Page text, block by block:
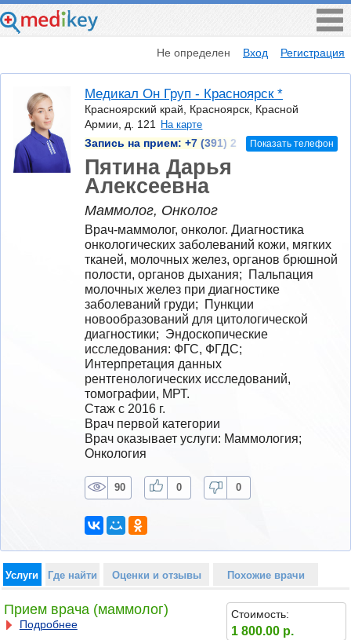
Не определен Вход Регистрация
Медикал Он Груп - Красноярск *
Красноярский край, Красноярск, Красной
Армии, д. 121
На карте
Запись на прием: +7 (391) 2 Показать телефон
Пятина Дарья
Алексеевна
Маммолог, Онколог
Врач-маммолог, онколог. Диагностика
онкологических заболеваний кожи, мягких
тканей, молочных желез, органов брюшной
полости, органов дыхания;  Пальпация
молочных желез при диагностике
заболеваний груди;  Пункции
новообразований для цитологической
диагностики;  Эндоскопические
исследования: ФГС, ФГДС;
Интерпретация данных
рентгенологических исследований,
томографии, МРТ.
Стаж с 2016 г.
Врач первой категории
Врач оказывает услуги: Маммология;
Онкология
90 0 0
Услуги Где найти Оценки и отзывы Похожие врачи
Прием врача (маммолог)
Подробнее
Стоимость:
1 800.00 р.